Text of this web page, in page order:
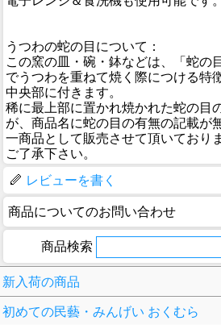
うつわの蛇の目について：
この窯の皿・碗・鉢などは、「蛇の
でうつわを重ねて焼く際につける特
中央部に付きます。
稀に最上部に置かれ焼かれた蛇の目
が、商品名に蛇の目の有無の記載が
一商品として販売させて頂いており
ご了承下さい。
レビューを書く
商品についてのお問い合わせ
商品検索
新入荷の商品
初めての民藝・みんげい おくむら